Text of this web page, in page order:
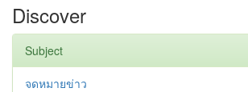
Discover
Subject
จดหมายข่าว